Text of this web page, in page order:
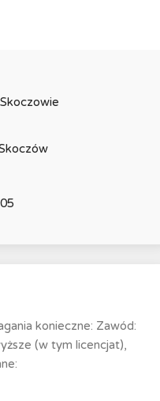
konieczne: Zawód:
(w tym licencjat),